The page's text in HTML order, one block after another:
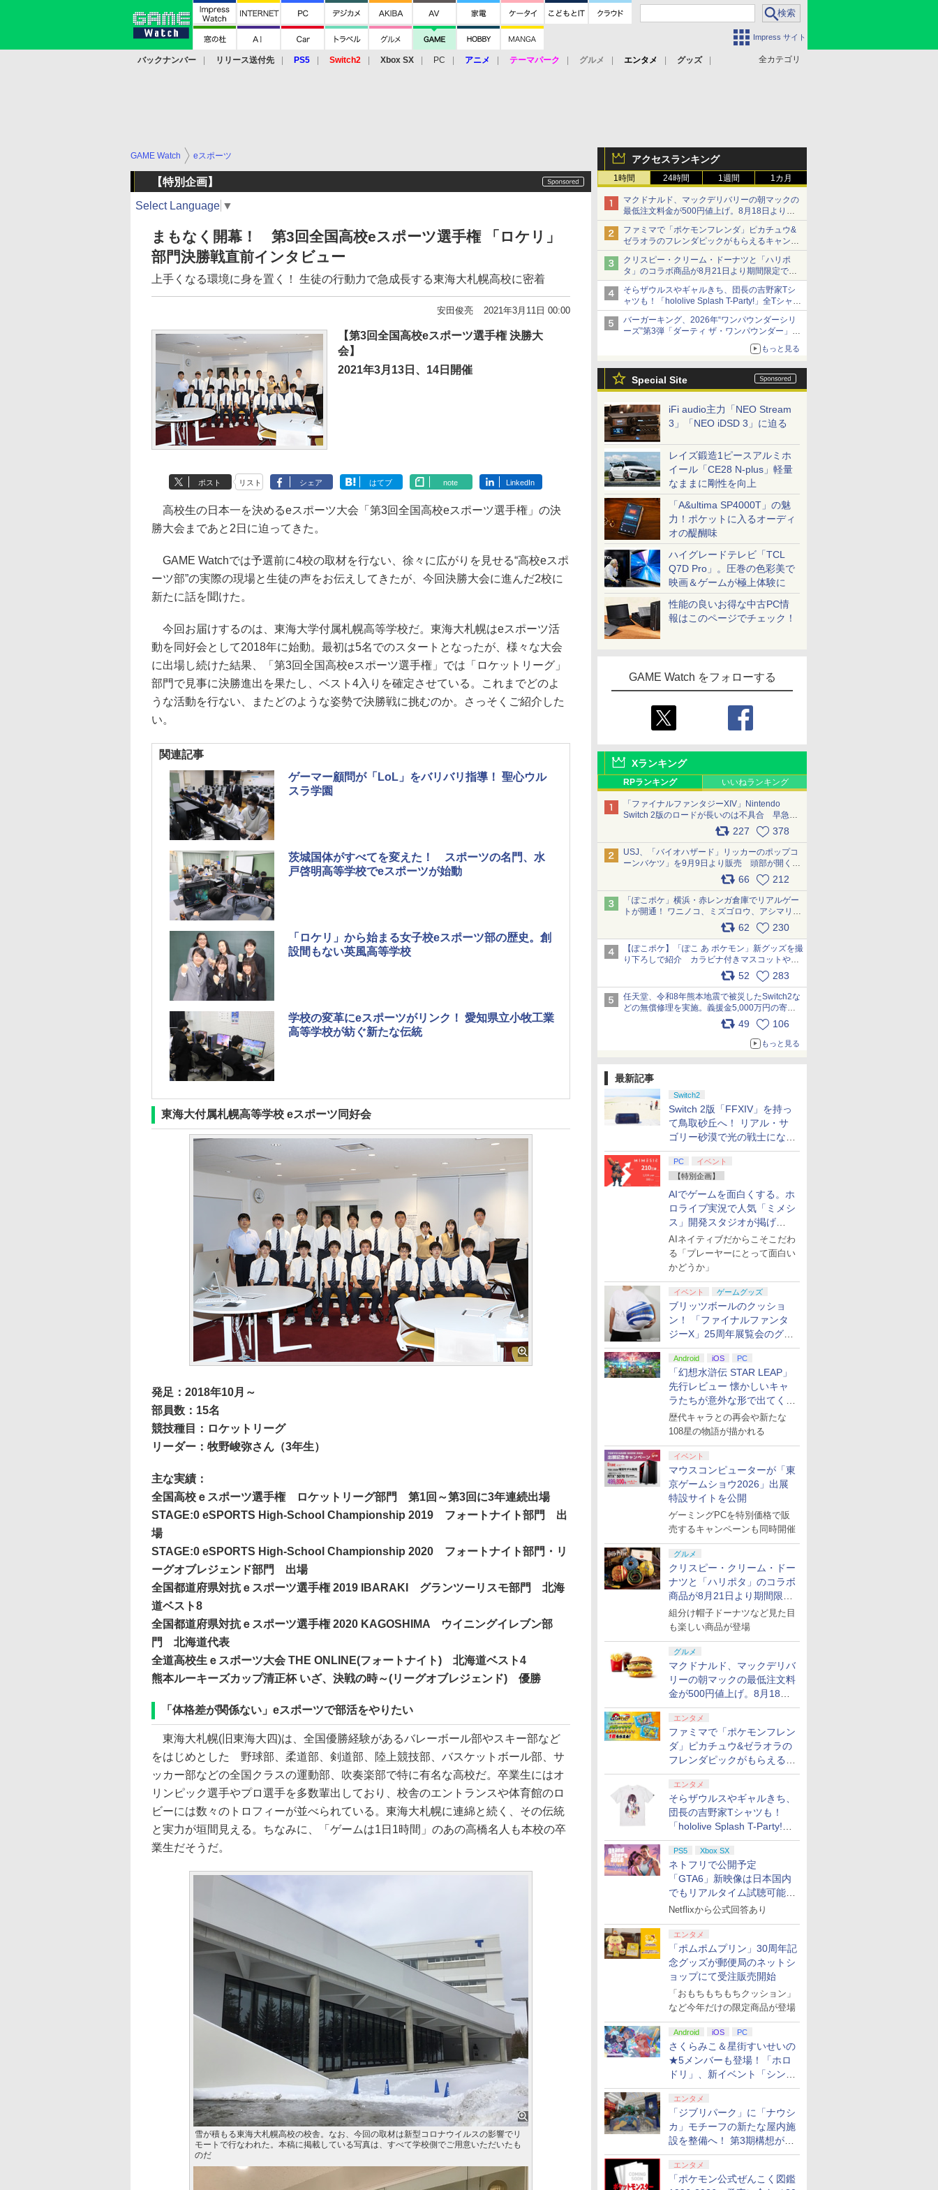
Impress サイト
全カテゴリ
バックナンバー リリース送付先 PS5 Switch2 Xbox SX PC アニメ テーマパーク グルメ エンタメ
グッズ
アクセスランキング
1時間 24時間 1週間 1カ月
マクドナルド、マックデリバリーの朝マックの
最低注文料金が500円値上げ。8月18日より
1,500円から受付
ファミマで「ポケモンフレンダ」ピカチュウ&
ゼラオラのフレンダピックがもらえるキャンペ
ーン開催！
クリスピー・クリーム・ドーナツと「ハリポ
タ」のコラボ商品が8月21日より期間限定で発
売
組分け帽子ドーナツなど見た目も楽しい商品が
登場
そらザウルスやギャルきち、団長の吉野家Tシ
ャツも！「hololive Splash T-Party!」全Tシャツ
ラインナップ公開＆オンライン販売開始
バーガーキング、2026年“ワンパウンダーシリ
ーズ”第3弾「ダーティ ザ・ワンパウンダー」を
「特製ガーリックマヨソース」を使用した超大
もっと見る
Special Site
iFi audio主力「NEO Stream
3」「NEO iDSD 3」に迫る
レイズ鍛造1ピースアルミホ
イール「CE28 N-plus」軽量
なままに剛性を向上
「A&ultima SP4000T」の魅
力！ポケットに入るオーディ
オの醍醐味
ハイグレードテレビ「TCL
Q7D Pro」。圧巻の色彩美で
映画＆ゲームが極上体験に
性能の良いお得な中古PC情
報はこのページでチェック！
GAME Watch をフォローする
Xランキング
RPランキング いいねランキング
「ファイナルファンタジーXIV」Nintendo
Switch 2版のロードが長いのは不具合 早急に
アップデートできるよう対応中227 378
USJ、「バイオハザード」リッカーのポップコ
ーンバケツ」を9月9日より販売 頭部が開く仕
組み。味は恐怖を堪のう「味噌フレーバー」
66 212
「ぽこポケ」横浜・赤レンガ倉庫でリアルゲー
トが開通！ ワニノコ、ミズゴロウ、アシマリ登
場シーンをレポート pic.x.com/LDgEByVl6D
62 230
【ぽこポケ】「ぽこ あ ポケモン」新グッズを撮
り下ろしで紹介 カラビナ付きマスコットやス
52 283
任天堂、令和8年熊本地震で被災したSwitch2な
どの無償修理を実施。義援金5,000万円の寄付
も発表 pic.x.com/BAYsMfUfUC
49 106
もっと見る
最新記事
Switch2
Switch 2版「FFXIV」を持っ
て鳥取砂丘へ！ リアル・サ
ゴリー砂漠で光の戦士になっ
てみた
PC
イベント
【特別企画】
AIでゲームを面白くする。ホ
ロライブ実況で人気「ミメシ
ス」開発スタジオが掲げ
る“AI活用の信念”とは？【講
演レポート】
AIネイティブだからこそこだわ
る「プレーヤーにとって面白い
かどうか」
イベント ゲームグッズ
ブリッツボールのクッショ
ン！ 「ファイナルファンタ
ジーX」25周年展覧会のグッ
ズ情報が公開
Android iOS PC
「幻想水滸伝 STAR LEAP」
先行レビュー 懐かしいキャ
ラたちが意外な形で出てくる
シリーズ完全新作！
歴代キャラとの再会や新たな
108星の物語が描かれる
イベント
マウスコンピューターが「東
京ゲームショウ2026」出展
特設サイトを公開
ゲーミングPCを特別価格で販
売するキャンペーンも同時開催
グルメ
クリスピー・クリーム・ドー
ナツと「ハリポタ」のコラボ
商品が8月21日より期間限定
で発売
組分け帽子ドーナツなど見た目
も楽しい商品が登場
グルメ
マクドナルド、マックデリバ
リーの朝マックの最低注文料
金が500円値上げ。8月18日
より1,500円から受付
エンタメ
ファミマで「ポケモンフレン
ダ」ピカチュウ&ゼラオラの
フレンダピックがもらえるキ
ャンペーン開催！
エンタメ
そらザウルスやギャルきち、
団長の吉野家Tシャツも！
「hololive Splash T-Party!」
全Tシャツラインナップ公開
＆オンライン販売開始
PS5 Xbox SX
ネトフリで公開予定
「GTA6」新映像は日本国内
でもリアルタイム試聴可能。
しかも日本語字幕付き
Netflixから公式回答あり
エンタメ
「ポムポムプリン」30周年記
念グッズが郵便局のネットシ
ョップにて受注販売開始
「おもちもちもちクッション」
など今年だけの限定商品が登場
Android iOS PC
さくらみこ＆星街すいせいの
★5メンバーも登場！「ホロ
ドリ」、新イベント「シンク
ロする夏のスパークル」がス
タート
エンタメ
「ジブリパーク」に「ナウシ
カ」モチーフの新たな屋内施
設を整備へ！ 第3期構想が公
開
エンタメ
「ポケモン公式ぜんこく図鑑
GAME Watch eスポーツ
【特別企画】
Select Language ▼
まもなく開幕！ 第3回全国高校eスポーツ選手権 「ロケリ」
部門決勝戦直前インタビュー
上手くなる環境に身を置く！ 生徒の行動力で急成長する東海大札幌高校に密着
安田俊亮 2021年3月11日 00:00
【第3回全国高校eスポーツ選手権 決勝大
会】
2021年3月13日、14日開催
ポスト リスト シェア はてブ note LinkedIn
高校生の日本一を決めるeスポーツ大会「第3回全国高校eスポーツ選手権」の決
勝大会まであと2日に迫ってきた。
GAME Watchでは予選前に4校の取材を行ない、徐々に広がりを見せる“高校eスポ
ーツ部”の実際の現場と生徒の声をお伝えしてきたが、今回決勝大会に進んだ2校に
新たに話を聞けた。
今回お届けするのは、東海大学付属札幌高等学校だ。東海大札幌はeスポーツ活
動を同好会として2018年に始動。最初は5名でのスタートとなったが、様々な大会
に出場し続けた結果、「第3回全国高校eスポーツ選手権」では「ロケットリーグ」
部門で見事に決勝進出を果たし、ベスト4入りを確定させている。これまでどのよ
うな活動を行ない、またどのような姿勢で決勝戦に挑むのか。さっそくご紹介した
い。
関連記事
ゲーマー顧問が「LoL」をバリバリ指導！ 聖心ウル
スラ学園
茨城国体がすべてを変えた！ スポーツの名門、水
戸啓明高等学校でeスポーツが始動
「ロケリ」から始まる女子校eスポーツ部の歴史。創
設間もない英風高等学校
学校の変革にeスポーツがリンク！ 愛知県立小牧工業
高等学校が紡ぐ新たな伝統
東海大付属札幌高等学校 eスポーツ同好会
発足：2018年10月～
部員数：15名
競技種目：ロケットリーグ
リーダー：牧野峻弥さん（3年生）
主な実績：
全国高校ｅスポーツ選手権 ロケットリーグ部門 第1回～第3回に3年連続出場
STAGE:0 eSPORTS High-School Championship 2019 フォートナイト部門 出
場
STAGE:0 eSPORTS High-School Championship 2020 フォートナイト部門・リ
ーグオブレジェンド部門 出場
全国都道府県対抗ｅスポーツ選手権 2019 IBARAKI グランツーリスモ部門 北海
道ベスト8
全国都道府県対抗ｅスポーツ選手権 2020 KAGOSHIMA ウイニングイレブン部
門 北海道代表
全道高校生ｅスポーツ大会 THE ONLINE(フォートナイト) 北海道ベスト4
熊本ルーキーズカップ清正杯 いざ、決戦の時～(リーグオブレジェンド) 優勝
「体格差が関係ない」eスポーツで部活をやりたい
東海大札幌(旧東海大四)は、全国優勝経験があるバレーボール部やスキー部など
をはじめとした 野球部、柔道部、剣道部、陸上競技部、バスケットボール部、サ
ッカー部などの全国クラスの運動部、吹奏楽部で特に有名な高校だ。卒業生にはオ
リンピック選手やプロ選手を多数輩出しており、校舎のエントランスや体育館のロ
ビーには数々のトロフィーが並べられている。東海大札幌に連綿と続く、その伝統
と実力が垣間見える。ちなみに、「ゲームは1日1時間」のあの高橋名人も本校の卒
業生だそうだ。
雪が積もる東海大札幌高校の校舎。なお、今回の取材は新型コロナウイルスの影響でリ
モートで行なわれた。本稿に掲載している写真は、すべて学校側でご用意いただいたも
のだ